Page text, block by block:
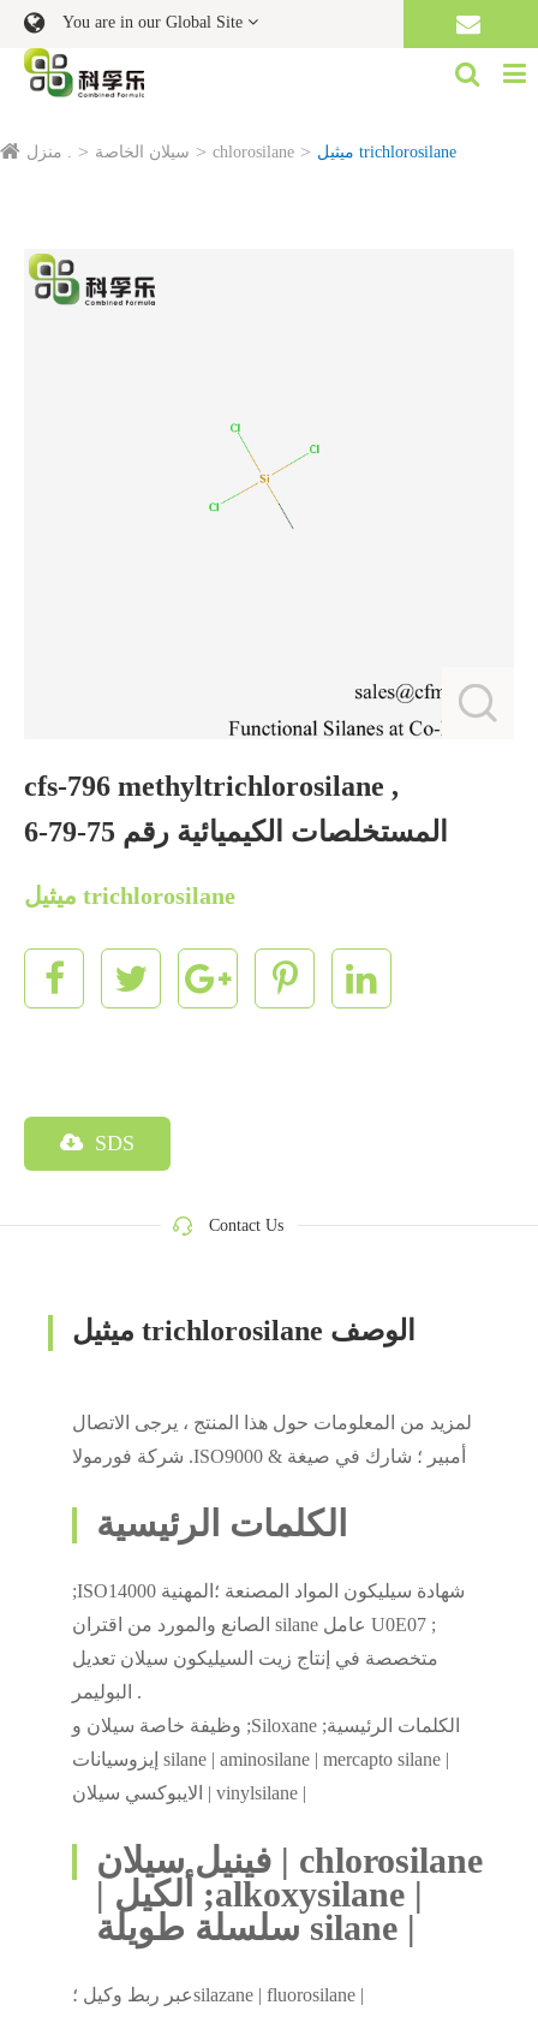
You are in our Global Site
منزل . سيلان الخاصة chlorosilane ميثيل trichlorosilane
cfs-796 methyltrichlorosilane ,
المستخلصات الكيميائية رقم 75-79-6
ميثيل trichlorosilane
SDS
Contact Us
ميثيل trichlorosilane الوصف
لمزيد من المعلومات حول هذا المنتج ، يرجى الاتصال
شركة فورمولا .ISO9000 & أمبير ؛ شارك في صيغة
الكلمات الرئيسية
;ISO14000 شهادة سيليكون المواد المصنعة ؛المهنية
الصانع والمورد من اقتران silane عامل U0E07 ;
متخصصة في إنتاج زيت السيليكون سيلان تعديل
البوليمر .
وظيفة خاصة سيلان و ;Siloxane ;الكلمات الرئيسية
إيزوسيانات silane | aminosilane | mercapto silane |
الايبوكسي سيلان | vinylsilane |
فينيل سيلان | chlorosilane
| ألكيل ;alkoxysilane |
سلسلة طويلة silane |
عبر ربط وكيل ؛silazane | fluorosilane |